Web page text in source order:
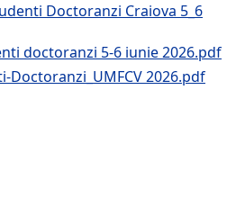
Doctoranzi Craiova 5_6
doctoranzi 5-6 iunie 2026.pdf
Doctoranzi_UMFCV 2026.pdf